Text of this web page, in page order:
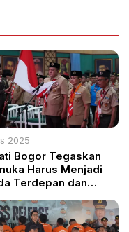
2025
Bogor Tegaskan
Harus Menjadi
Terdepan dan
Karakter
Bangsa